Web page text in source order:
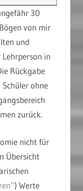
30
von mir
und
in
Rückgabe
ohne
zurück.
nicht für
Übersicht
) Werte